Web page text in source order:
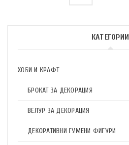
КАТЕГОРИИ
ХОБИ И КРАФТ
БРОКАТ ЗА ДЕКОРАЦИЯ
ВЕЛУР ЗА ДЕКОРАЦИЯ
ДЕКОРАТИВНИ ГУМЕНИ ФИГУРИ